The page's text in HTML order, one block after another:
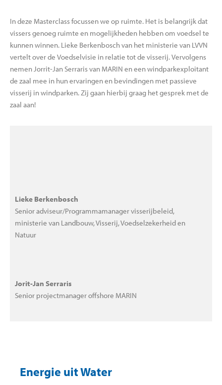
In deze Masterclass focussen we op ruimte. Het is belangrijk dat
vissers genoeg ruimte en mogelijkheden hebben om voedsel te
kunnen winnen. Lieke Berkenbosch van het ministerie van LVVN
vertelt over de Voedselvisie in relatie tot de visserij. Vervolgens
nemen Jorrit-Jan Serraris van MARIN en een windparkexploitant
de zaal mee in hun ervaringen en bevindingen met passieve
visserij in windparken. Zij gaan hierbij graag het gesprek met de
zaal aan!
Lieke Berkenbosch
Senior adviseur/Programmamanager visserijbeleid,
ministerie van Landbouw, Visserij, Voedselzekerheid en
Natuur
Jorit-Jan Serraris
Senior projectmanager offshore MARIN
Energie uit Water